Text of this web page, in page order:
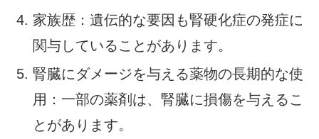
家族歴：遺伝的な要因も腎硬化症の発症に
関与していることがあります。
腎臓にダメージを与える薬物の長期的な使
用：一部の薬剤は、腎臓に損傷を与えるこ
とがあります。